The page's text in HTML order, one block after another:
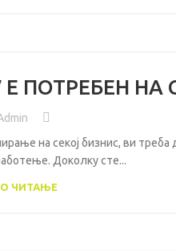
ПОТРЕБЕН НА
на секој бизнис, ви треба
Доколку сте...
ЧИТАЊЕ